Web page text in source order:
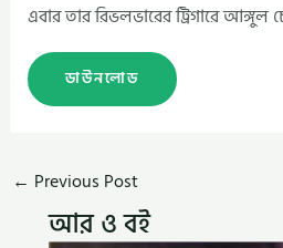
এবার তার রিভলভারের ট্রিগারে আঙ্গুল
ডাউনলোড
← Previous Post
আর ও বই